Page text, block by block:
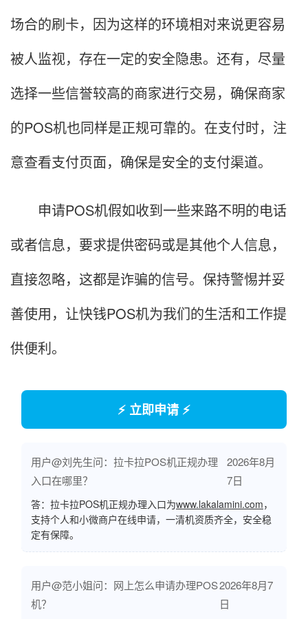
场合的刷卡，因为这样的环境相对来说更容易
被人监视，存在一定的安全隐患。还有，尽量
选择一些信誉较高的商家进行交易，确保商家
的POS机也同样是正规可靠的。在支付时，注
意查看支付页面，确保是安全的支付渠道。
申请POS机假如收到一些来路不明的电话
或者信息，要求提供密码或是其他个人信息，
直接忽略，这都是诈骗的信号。保持警惕并妥
善使用，让快钱POS机为我们的生活和工作提
供便利。
⚡ 立即申请 ⚡
用户@刘先生问：拉卡拉POS机正规办理
入口在哪里？
2026年8月
7日
答：拉卡拉POS机正规办理入口为www.lakalamini.com，
支持个人和小微商户在线申请，一清机资质齐全，安全稳
定有保障。
用户@范小姐问：网上怎么申请办理POS
机？
2026年8月7
日